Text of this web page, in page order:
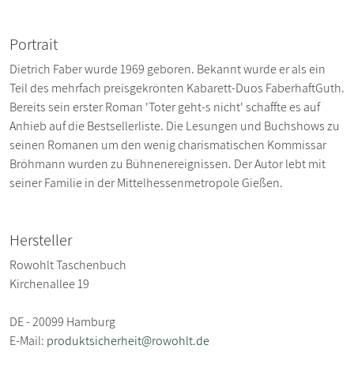
Portrait
Dietrich Faber wurde 1969 geboren. Bekannt wurde er als ein
Teil des mehrfach preisgekrönten Kabarett-Duos FaberhaftGuth.
Bereits sein erster Roman 'Toter geht-s nicht' schaffte es auf
Anhieb auf die Bestsellerliste. Die Lesungen und Buchshows zu
seinen Romanen um den wenig charismatischen Kommissar
Bröhmann wurden zu Bühnenereignissen. Der Autor lebt mit
seiner Familie in der Mittelhessenmetropole Gießen.
Hersteller
Rowohlt Taschenbuch
Kirchenallee 19
DE - 20099 Hamburg
E-Mail: produktsicherheit@rowohlt.de